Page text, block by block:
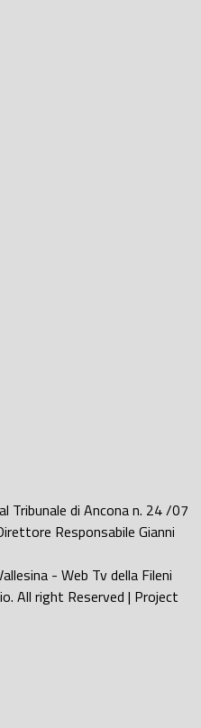
di Ancona n. 24 /07
Responsabile Gianni
- Web Tv della Fileni
All right Reserved | Project